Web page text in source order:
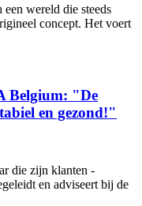
wereld die steeds
concept. Het voert
Belgium: "De
en gezond!"
die zijn klanten -
en adviseert bij de